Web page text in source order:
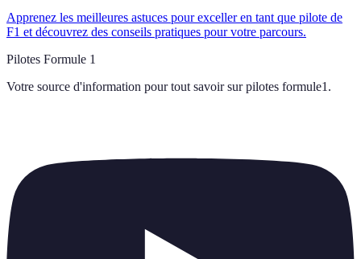
Apprenez les meilleures astuces pour exceller en tant que pilote de
F1 et découvrez des conseils pratiques pour votre parcours.
Pilotes Formule 1
Votre source d'information pour tout savoir sur pilotes formule1.